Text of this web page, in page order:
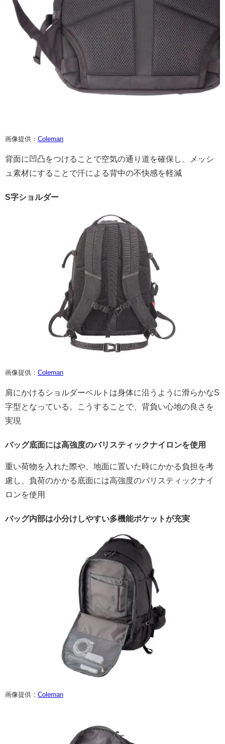
画像提供： Coleman
背面に凹凸をつけることで空気の通り道を確保し、メッシ
ュ素材にすることで汗による背中の不快感を軽減
S字ショルダー
画像提供： Coleman
肩にかけるショルダーベルトは身体に沿うように滑らかなS
字型となっている。こうすることで、背負い心地の良さを
実現
バッグ底面には高強度のバリスティックナイロンを使用
重い荷物を入れた際や、地面に置いた時にかかる負担を考
慮し、負荷のかかる底面には高強度のバリスティックナイ
ロンを使用
バッグ内部は小分けしやすい多機能ポケットが充実
画像提供： Coleman